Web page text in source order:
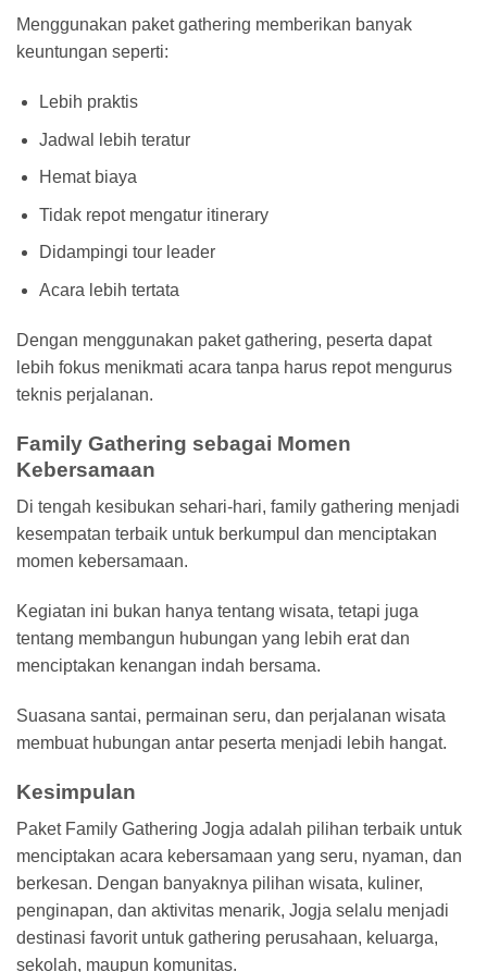
Menggunakan paket gathering memberikan banyak
keuntungan seperti:
Lebih praktis
Jadwal lebih teratur
Hemat biaya
Tidak repot mengatur itinerary
Didampingi tour leader
Acara lebih tertata
Dengan menggunakan paket gathering, peserta dapat
lebih fokus menikmati acara tanpa harus repot mengurus
teknis perjalanan.
Family Gathering sebagai Momen
Kebersamaan
Di tengah kesibukan sehari-hari, family gathering menjadi
kesempatan terbaik untuk berkumpul dan menciptakan
momen kebersamaan.
Kegiatan ini bukan hanya tentang wisata, tetapi juga
tentang membangun hubungan yang lebih erat dan
menciptakan kenangan indah bersama.
Suasana santai, permainan seru, dan perjalanan wisata
membuat hubungan antar peserta menjadi lebih hangat.
Kesimpulan
Paket Family Gathering Jogja adalah pilihan terbaik untuk
menciptakan acara kebersamaan yang seru, nyaman, dan
berkesan. Dengan banyaknya pilihan wisata, kuliner,
penginapan, dan aktivitas menarik, Jogja selalu menjadi
destinasi favorit untuk gathering perusahaan, keluarga,
sekolah, maupun komunitas.